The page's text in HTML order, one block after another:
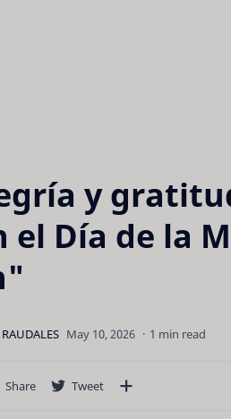
y
el Día de la
1 min read